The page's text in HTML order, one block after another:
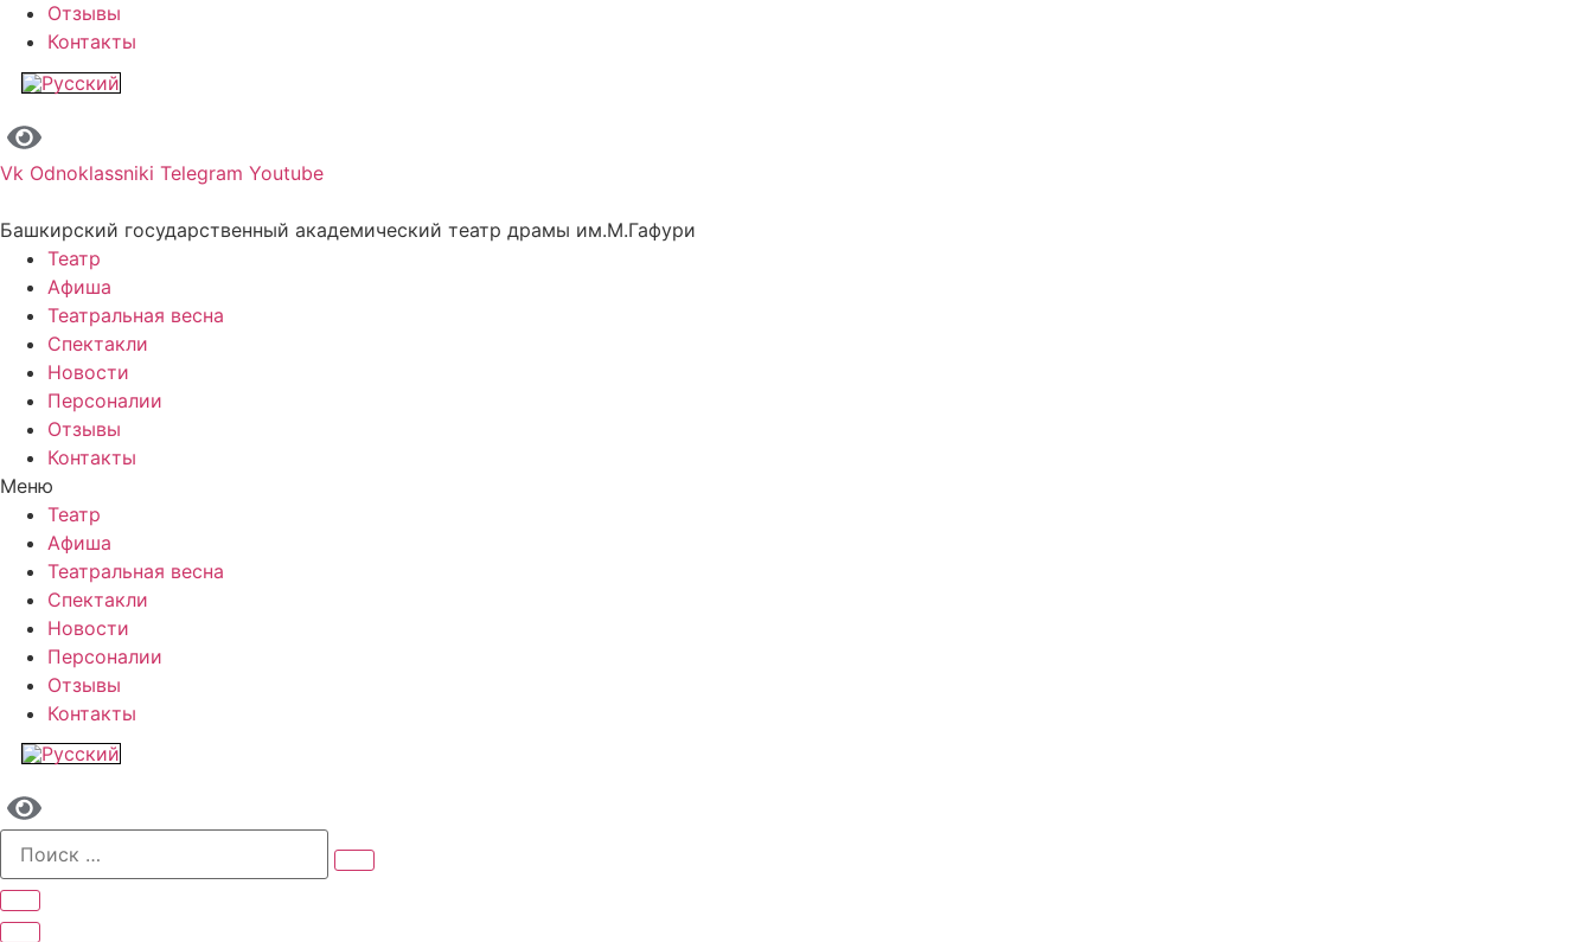
Отзывы
Контакты
Vk Odnoklassniki Telegram Youtube
Башкирский государственный академический театр драмы им.М.Гафури
Театр
Афиша
Театральная весна
Спектакли
Новости
Персоналии
Отзывы
Контакты
Меню
Театр
Афиша
Театральная весна
Спектакли
Новости
Персоналии
Отзывы
Контакты